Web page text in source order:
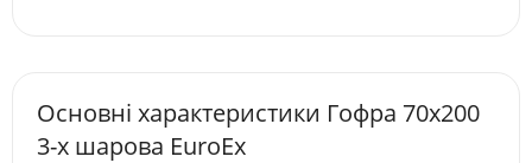
Основні характеристики Гофра 70х200
3-х шарова EuroEx